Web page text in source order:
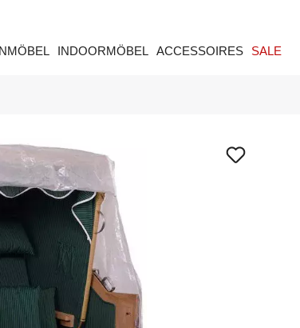
INDOORMÖBEL ACCESSOIRES SALE